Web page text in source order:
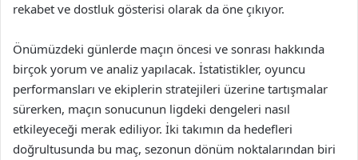
rekabet ve dostluk gösterisi olarak da öne çıkıyor.
Önümüzdeki günlerde maçın öncesi ve sonrası hakkında
birçok yorum ve analiz yapılacak. İstatistikler, oyuncu
performansları ve ekiplerin stratejileri üzerine tartışmalar
sürerken, maçın sonucunun ligdeki dengeleri nasıl
etkileyeceği merak ediliyor. İki takımın da hedefleri
doğrultusunda bu maç, sezonun dönüm noktalarından biri